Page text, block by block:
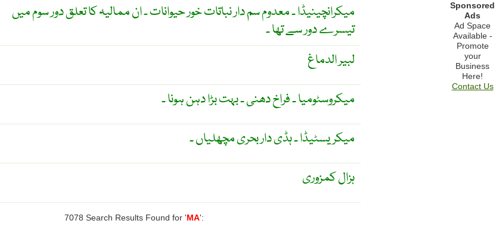
میکرانچینیڈا ۔ معدوم سم دار نباتات خور حیوانات ۔ ان ممالیہ کا تعلق دور سوم میں
تیسرے دور سے تھا ۔
لبیر الدماغ
میکروسٹومیا ۔ فراخ دھنی ۔ بہت بڑا دہن ہونا ۔
میکریسٹیڈا ۔ ہڈی دار بحری مچھلیاں ۔
ہزال کمزوری
7078 Search Results Found for ' MA':
Sponsored
Ads
Ad Space
Available -
Promote
your
Business
Here!
Contact Us